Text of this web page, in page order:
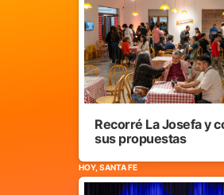
Recorré La Josefa y
sus propuestas
HOY, SANTA FE